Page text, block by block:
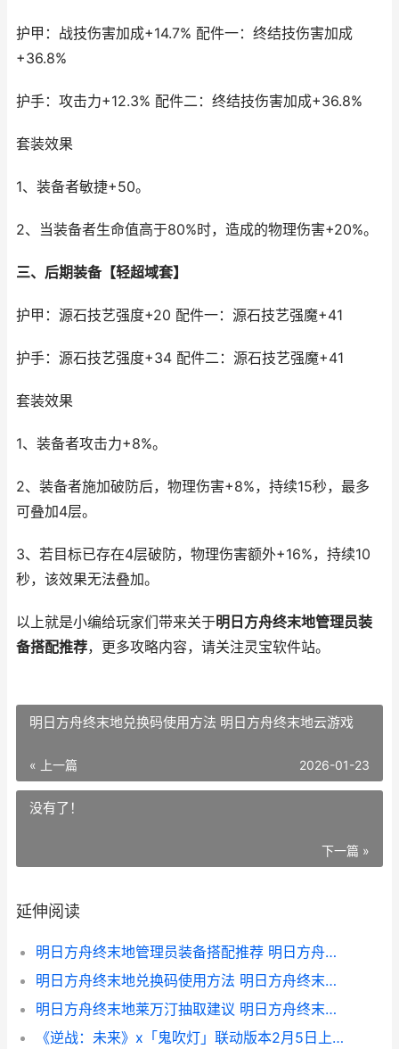
护甲：战技伤害加成+14.7% 配件一：终结技伤害加成
+36.8%
护手：攻击力+12.3% 配件二：终结技伤害加成+36.8%
套装效果
1、装备者敏捷+50。
2、当装备者生命值高于80%时，造成的物理伤害+20%。
三、后期装备【轻超域套】
护甲：源石技艺强度+20 配件一：源石技艺强魔+41
护手：源石技艺强度+34 配件二：源石技艺强魔+41
套装效果
1、装备者攻击力+8%。
2、装备者施加破防后，物理伤害+8%，持续15秒，最多
可叠加4层。
3、若目标已存在4层破防，物理伤害额外+16%，持续10
秒，该效果无法叠加。
以上就是小编给玩家们带来关于明日方舟终末地管理员装
备搭配推荐，更多攻略内容，请关注灵宝软件站。
明日方舟终末地兑换码使用方法 明日方舟终末地云游戏
« 上一篇 2026-01-23
没有了！
下一篇 »
延伸阅读
明日方舟终末地管理员装备搭配推荐 明日方舟终末地公测时间
明日方舟终末地兑换码使用方法 明日方舟终末地云游戏
明日方舟终末地莱万汀抽取建议 明日方舟终末地预抽卡
《逆战：未来》x「鬼吹灯」联动版本2月5日上线 逆战未来下载